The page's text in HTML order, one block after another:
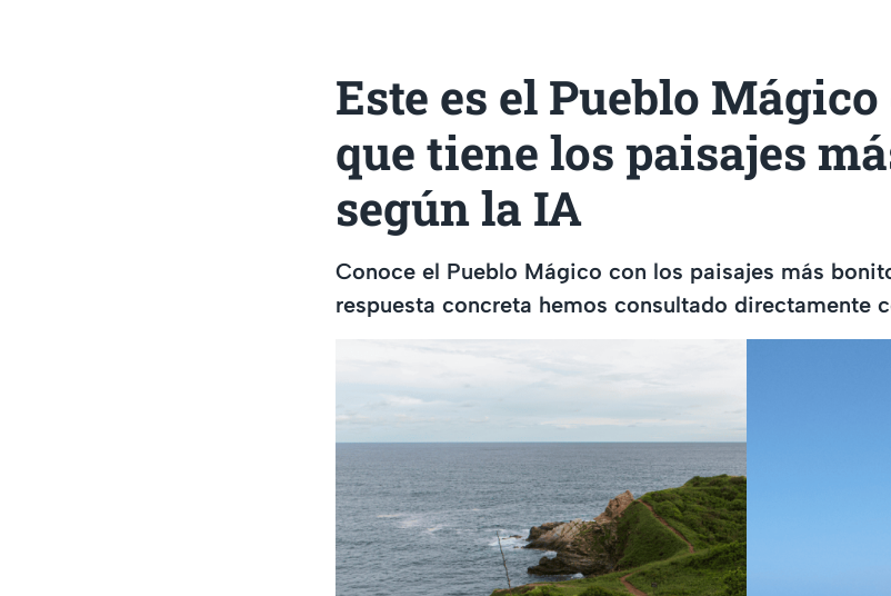
Este es el Pueblo
que tiene los paisajes
según la IA
Conoce el Pueblo Mágico con los paisajes más
respuesta concreta hemos consultado directamente